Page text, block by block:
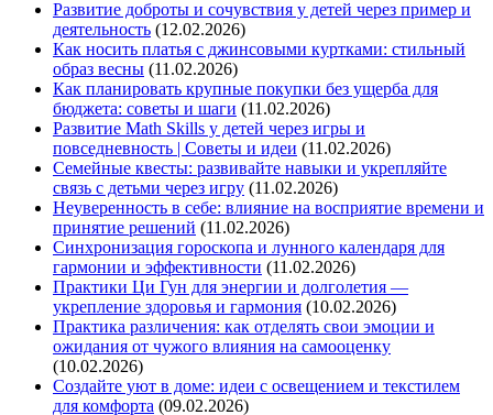
Развитие доброты и сочувствия у детей через пример и
деятельность (12.02.2026)
Как носить платья с джинсовыми куртками: стильный
образ весны (11.02.2026)
Как планировать крупные покупки без ущерба для
бюджета: советы и шаги (11.02.2026)
Развитие Math Skills у детей через игры и
повседневность | Советы и идеи (11.02.2026)
Семейные квесты: развивайте навыки и укрепляйте
связь с детьми через игру (11.02.2026)
Неуверенность в себе: влияние на восприятие времени и
принятие решений (11.02.2026)
Синхронизация гороскопа и лунного календаря для
гармонии и эффективности (11.02.2026)
Практики Ци Гун для энергии и долголетия —
укрепление здоровья и гармония (10.02.2026)
Практика различения: как отделять свои эмоции и
ожидания от чужого влияния на самооценку
(10.02.2026)
Создайте уют в доме: идеи с освещением и текстилем
для комфорта (09.02.2026)